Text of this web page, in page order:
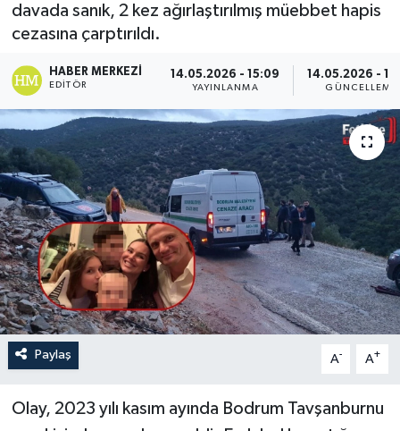
davada sanık, 2 kez ağırlaştırılmış müebbet hapis
cezasına çarptırıldı.
HABER MERKEZI
EDITÖR
14.05.2026 - 15:09
YAYINLANMA
14.05.2026 -
GÜNCELLEME
Paylaş A- A+
Olay, 2023 yılı kasım ayında Bodrum Tavşanburnu
Magazin
Spor
Turizm
Son Dakika Haberleri
Haber Arşivi